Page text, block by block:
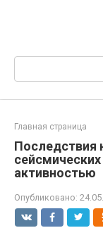
Поиск:
Главная страница
Последствия
сейсмических
активностью
Опубликовано: